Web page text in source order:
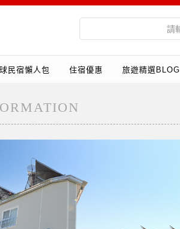
民宿懶人包 住宿優惠 旅遊精選BLOG